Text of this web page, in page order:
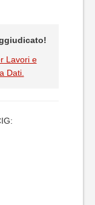
Lavori e
Dati.